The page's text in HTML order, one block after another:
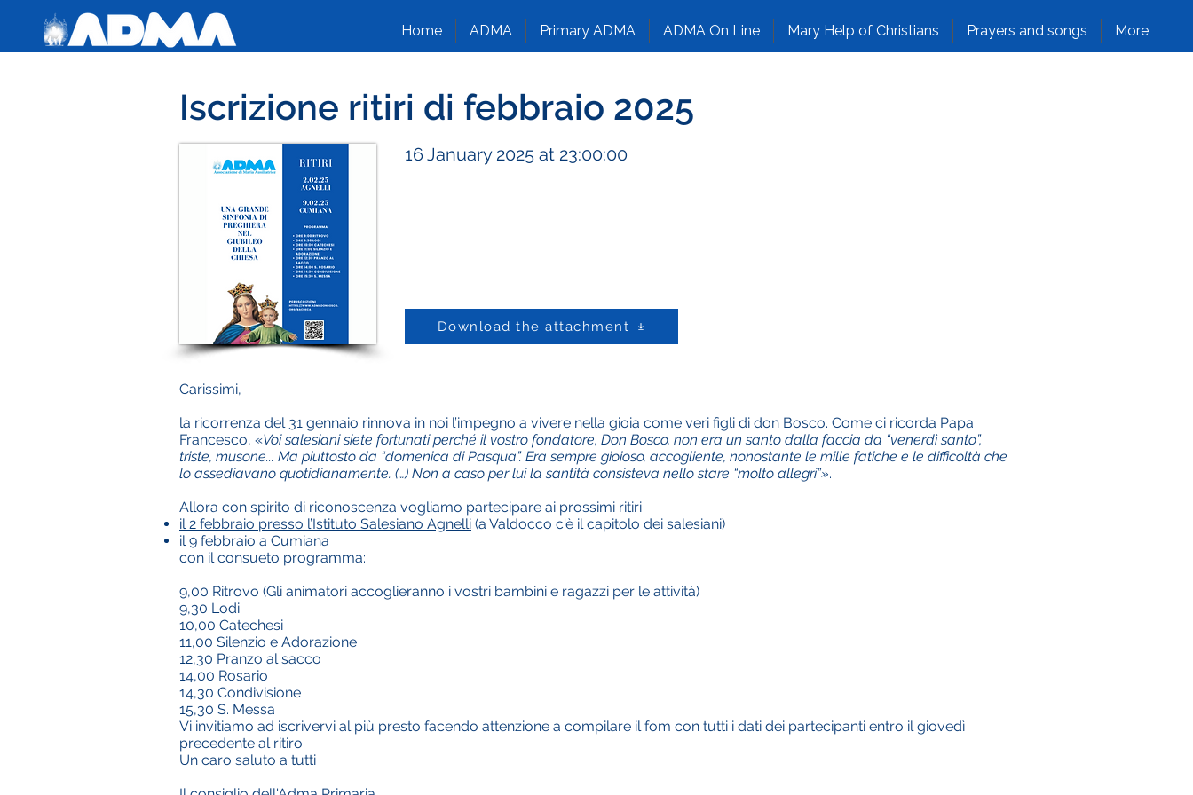
Home ADMA Primary ADMA ADMA On Line Mary Help of Christians Prayers and songs More
Iscrizione ritiri di febbraio 2025
16 January 2025 at 23:00:00
Download the attachment
Carissimi,
la ricorrenza del 31 gennaio rinnova in noi l’impegno a vivere nella gioia come veri figli di don Bosco. Come ci ricorda Papa
Francesco, «Voi salesiani siete fortunati perché il vostro fondatore, Don Bosco, non era un santo dalla faccia da “venerdì santo”,
triste, musone... Ma piuttosto da “domenica di Pasqua”. Era sempre gioioso, accogliente, nonostante le mille fatiche e le difficoltà che
lo assediavano quotidianamente. (…) Non a caso per lui la santità consisteva nello stare “molto allegri”».
Allora con spirito di riconoscenza vogliamo partecipare ai prossimi ritiri
il 2 febbraio presso l’Istituto Salesiano Agnelli (a Valdocco c'è il capitolo dei salesiani)
il 9 febbraio a Cumiana
con il consueto programma:
9,00 Ritrovo (Gli animatori accoglieranno i vostri bambini e ragazzi per le attività)
9,30 Lodi
10,00 Catechesi
11,00 Silenzio e Adorazione
12,30 Pranzo al sacco
14,00 Rosario
14,30 Condivisione
15,30 S. Messa
Vi invitiamo ad iscrivervi al più presto facendo attenzione a compilare il fom con tutti i dati dei partecipanti entro il giovedì
precedente al ritiro.
Un caro saluto a tutti